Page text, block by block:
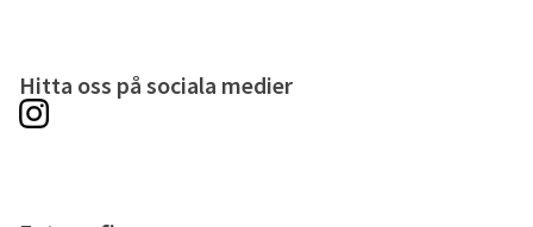
Hitta oss på sociala medier